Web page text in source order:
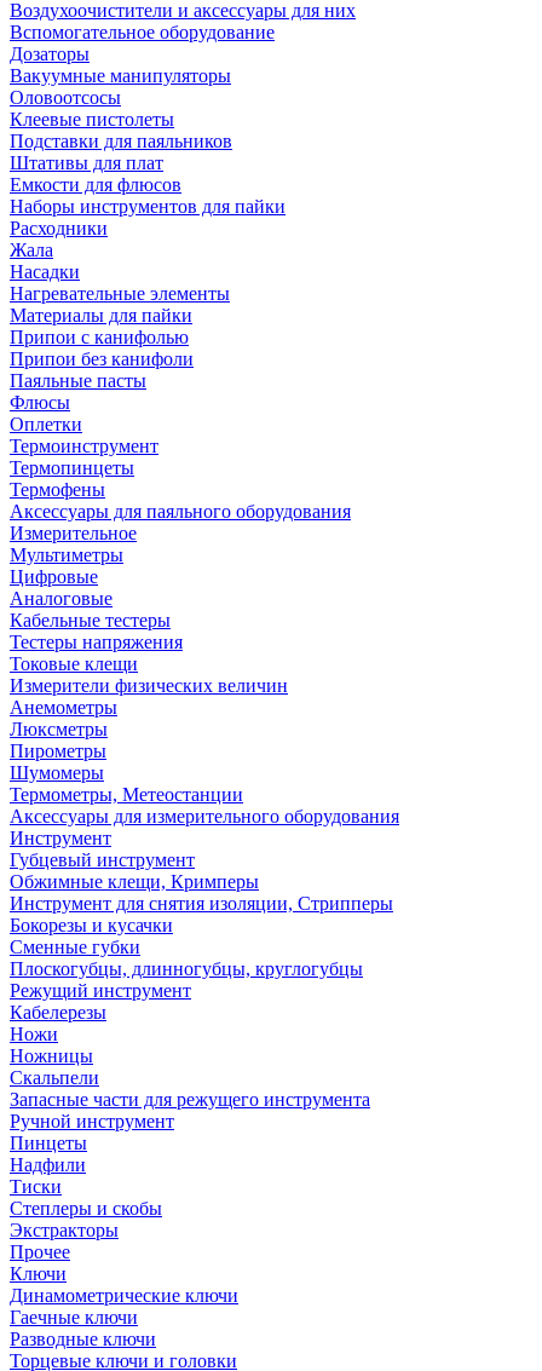
Воздухоочистители и аксессуары для них
Вспомогательное оборудование
Дозаторы
Вакуумные манипуляторы
Оловоотсосы
Клеевые пистолеты
Подставки для паяльников
Штативы для плат
Емкости для флюсов
Наборы инструментов для пайки
Расходники
Жала
Насадки
Нагревательные элементы
Материалы для пайки
Припои с канифолью
Припои без канифоли
Паяльные пасты
Флюсы
Оплетки
Термоинструмент
Термопинцеты
Термофены
Аксессуары для паяльного оборудования
Измерительное
Мультиметры
Цифровые
Аналоговые
Кабельные тестеры
Тестеры напряжения
Токовые клещи
Измерители физических величин
Анемометры
Люксметры
Пирометры
Шумомеры
Термометры, Метеостанции
Аксессуары для измерительного оборудования
Инструмент
Губцевый инструмент
Обжимные клещи, Кримперы
Инструмент для снятия изоляции, Стрипперы
Бокорезы и кусачки
Сменные губки
Плоскогубцы, длинногубцы, круглогубцы
Режущий инструмент
Кабелерезы
Ножи
Ножницы
Скальпели
Запасные части для режущего инструмента
Ручной инструмент
Пинцеты
Надфили
Тиски
Степлеры и скобы
Экстракторы
Прочее
Ключи
Динамометрические ключи
Гаечные ключи
Разводные ключи
Торцевые ключи и головки